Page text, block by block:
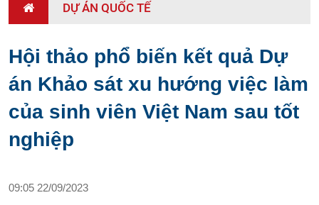
DỰ ÁN QUỐC TẾ
Hội thảo phổ biến kết quả Dự
án Khảo sát xu hướng việc làm
của sinh viên Việt Nam sau tốt
nghiệp
09:05 22/09/2023